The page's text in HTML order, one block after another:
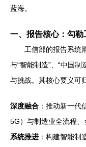
蓝海。
一、报告核心：勾
工信部的报告系统
与“智能制造”、“中国
与挑战。其核心要义可
深度融合 ：推动新一代
5G）与制造业全流程、
系统推进 ：构建智能制